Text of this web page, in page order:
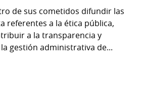
de sus cometidos difundir las
referentes a la ética pública,
a la transparencia y
gestión administrativa de...